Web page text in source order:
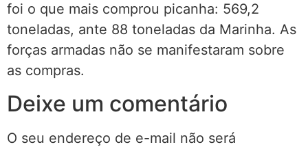
foi o que mais comprou picanha: 569,2
toneladas, ante 88 toneladas da Marinha. As
forças armadas não se manifestaram sobre
as compras.
Deixe um comentário
O seu endereço de e-mail não será